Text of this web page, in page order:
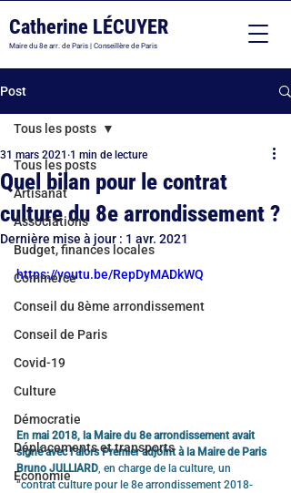
Catherine LÉCUYER
Maire du 8e arr. de Paris | Conseillère de Paris
Post
Tous les posts
Artisanat
Associations
Budget, finances locales
Commerce
Conseil du 8ème arrondissement
Conseil de Paris
Covid-19
Culture
Démocratie
Déplacements et transports
Economie
Tous les posts
Quel bilan pour le contrat
culture du 8e arrondissement ?
31 mars 2021 1 min de lecture
Dernière mise à jour : 1 avr. 2021
https://youtu.be/RepDyMADkWQ
En mai 2018, la Maire du 8e arrondissement avait
signé avec l’alors Premier adjoint à la Maire de Paris
Bruno JULLIARD , en charge de la culture, un
“contrat culture pour le 8e arrondissement 2018-